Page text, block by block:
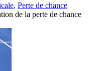
, Perte de chance
de la perte de chance